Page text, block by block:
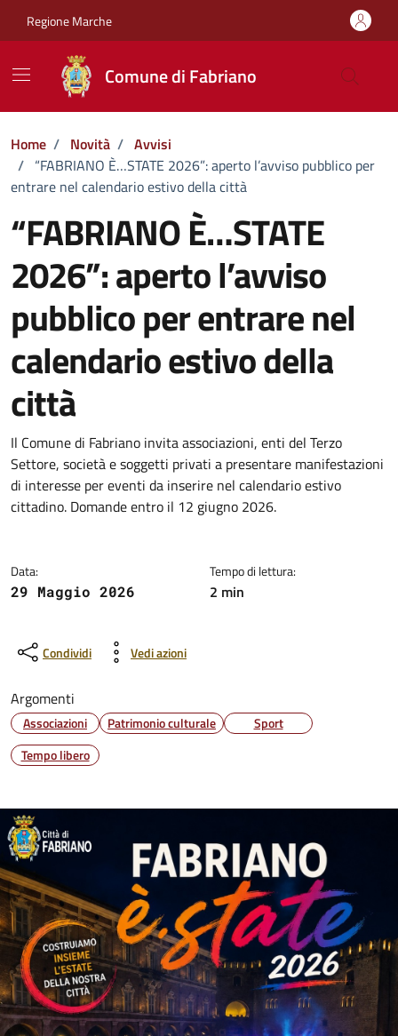
Regione Marche
Comune di Fabriano
Home / Novità / Avvisi
/ “FABRIANO È…STATE 2026”: aperto l’avviso pubblico per
entrare nel calendario estivo della città
“FABRIANO È…STATE
2026”: aperto l’avviso
pubblico per entrare nel
calendario estivo della
città
Dettagli della notizia
Il Comune di Fabriano invita associazioni, enti del Terzo
Settore, società e soggetti privati a presentare manifestazioni
di interesse per eventi da inserire nel calendario estivo
cittadino. Domande entro il 12 giugno 2026.
Data:
29 Maggio 2026
Tempo di lettura:
2 min
Condividi Vedi azioni
Argomenti
Associazioni Patrimonio culturale
Sport
Tempo libero